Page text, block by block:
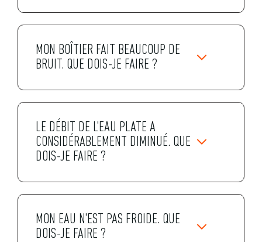
MON BOÎTIER FAIT BEAUCOUP DE
BRUIT. QUE DOIS-JE FAIRE ?
LE DÉBIT DE L'EAU PLATE A
CONSIDÉRABLEMENT DIMINUÉ. QUE
DOIS-JE FAIRE ?
MON EAU N'EST PAS FROIDE. QUE
DOIS-JE FAIRE ?